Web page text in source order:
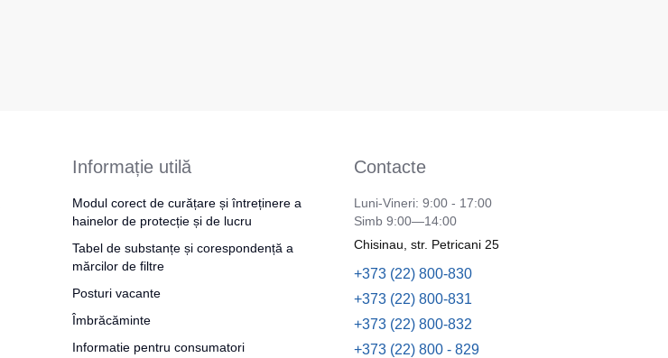
Informație utilă
Modul corect de curățare și întreținere a
hainelor de protecție și de lucru
Tabel de substanțe și corespondență a
mărcilor de filtre
Posturi vacante
Îmbrăcăminte
Informatie pentru consumatori
Contacte
Luni-Vineri: 9:00 - 17:00
Simb 9:00—14:00
Chisinau, str. Petricani 25
+373 (22) 800-830
+373 (22) 800-831
+373 (22) 800-832
+373 (22) 800 - 829